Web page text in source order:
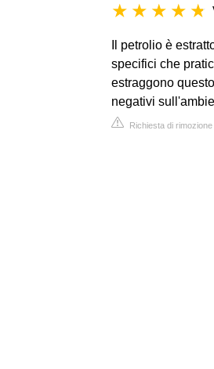
Il petrolio è
specifici che
estraggono
negativi
Richiesta di